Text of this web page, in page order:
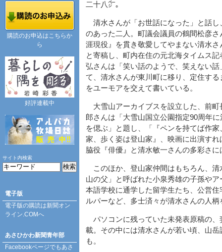
二十八㌻。
清水さんが「お世話になった」と話し
のあった二人。町議会議員の鶴間松彦さ
涯現役』を貫き敬愛してやまない清水さ
と寄稿し、町内在住の元北海タイムス記
弘さんは「笑い話のようで、笑えない話
て、清水さんが東川町に移り、定住する
をユーモアを交えて書いている。
大雪山アーカイブスを設立した、前町
郎さんは「大雪山国立公園指定90周年
を偲ぶ」と題し、「『ペンを持てば作家
家、歩く姿は登山家』、映画に出演すれ
脇役『俳優』と清水敏一さんの多彩さ
このほか、登山家仲間はもちろん、清
山の父」と呼ばれた小泉秀雄の子孫や
本語学校に通学した留学生たち、公営
ルパーなど、多士済々が清水さんの人
パソコンに残っていた未発表原稿の、
載。その中には清水さんが若い頃、山
も。
購読のお申込はこちらか
ら
好評連載中
サイト内検索
電子版
電子版の購読は新聞オン
ライン.COMへ
あさひかわ新聞青年部
Facebookページでもあさ